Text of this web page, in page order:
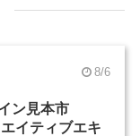
8/6
ン見本市
イティブエキ